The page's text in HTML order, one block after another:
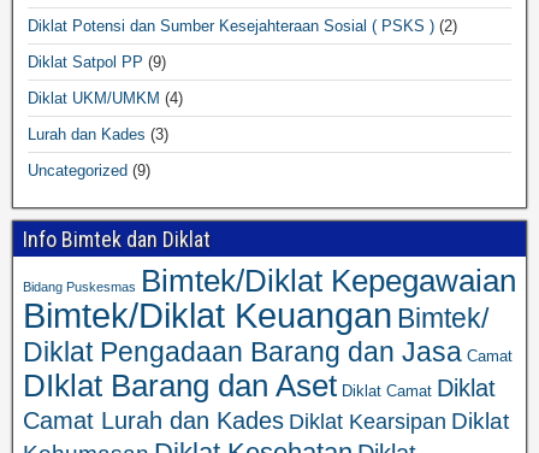
Diklat Potensi dan Sumber Kesejahteraan Sosial ( PSKS ) (2)
Diklat Satpol PP (9)
Diklat UKM/UMKM (4)
Lurah dan Kades (3)
Uncategorized (9)
Info Bimtek dan Diklat
Bidang Puskesmas Bimtek/Diklat Kepegawaian
Bimtek/Diklat Keuangan Bimtek/
Diklat Pengadaan Barang dan Jasa Camat
DIklat Barang dan Aset Diklat Camat Diklat
Camat Lurah dan Kades Diklat Kearsipan Diklat